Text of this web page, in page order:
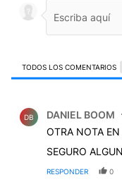
TODOS LOS COMENTARIOS
DB DANIEL BOOM
OTRA NOTA
SEGURO
RESPONDER 0